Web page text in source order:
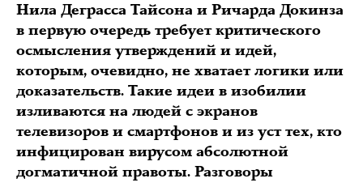
Нила Деграсса Тайсона и Ричарда Докинза
в первую очередь требует критического
осмысления утверждений и идей,
которым, очевидно, не хватает логики или
доказательств. Такие идеи в изобилии
изливаются на людей с экранов
телевизоров и смартфонов и из уст тех, кто
инфицирован вирусом абсолютной
догматичной правоты. Разговоры